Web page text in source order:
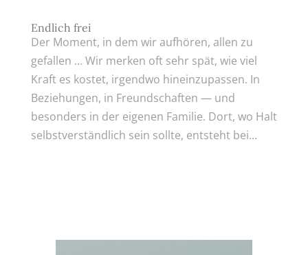
Endlich frei
Der Moment, in dem wir aufhören, allen zu
gefallen … Wir merken oft sehr spät, wie viel
Kraft es kostet, irgendwo hineinzupassen. In
Beziehungen, in Freundschaften — und
besonders in der eigenen Familie. Dort, wo Halt
selbstverständlich sein sollte, entsteht bei...